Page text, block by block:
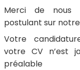
Merci de nous
postulant sur
Votre
votre CV n’est
préalable